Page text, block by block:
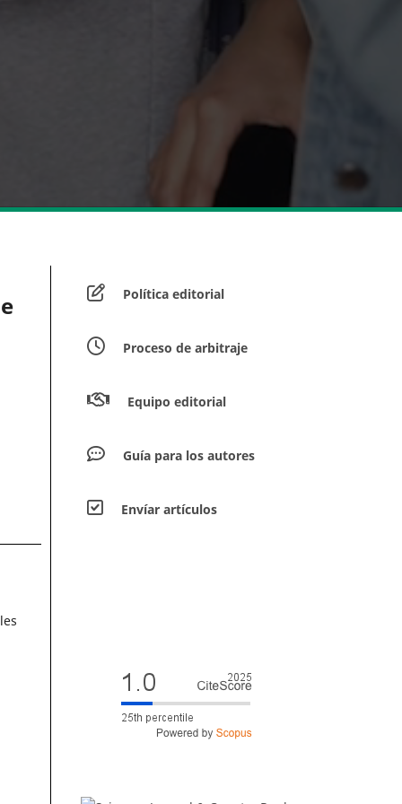
Política editorial
Proceso de arbitraje
Equipo editorial
Guía para los autores
Envíar artículos